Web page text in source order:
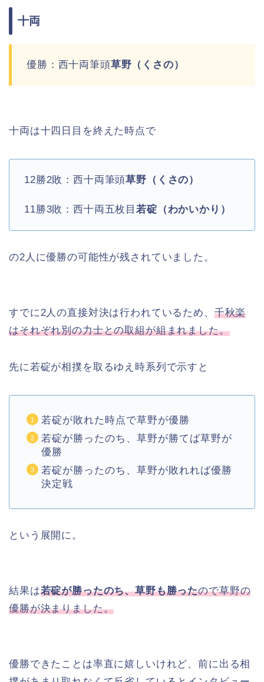
十両
優勝：西十両筆頭草野（くさの）
十両は十四日目を終えた時点で
12勝2敗：西十両筆頭草野（くさの）
11勝3敗：西十両五枚目若碇（わかいかり）
の2人に優勝の可能性が残されていました。
すでに2人の直接対決は行われているため、 千秋楽
はそれぞれ別の力士との取組が組まれました。
先に若碇が相撲を取るゆえ時系列で示すと
若碇が敗れた時点で草野が優勝
若碇が勝ったのち、草野が勝てば草野が
優勝
若碇が勝ったのち、草野が敗れれば優勝
決定戦
という展開に。
結果は若碇が勝ったのち、草野も勝ったので草野の
優勝が決まりました。
優勝できたことは率直に嬉しいけれど、前に出る相